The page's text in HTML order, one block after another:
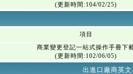
(更新時間:104/02/25)
項目
商業變更登記一站式操作手冊下
(更新時間:102/06/05)
出進口廠商英